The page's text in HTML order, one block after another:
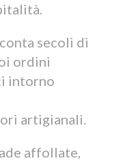
secoli di
ordini
intorno
artigianali.
affollate,